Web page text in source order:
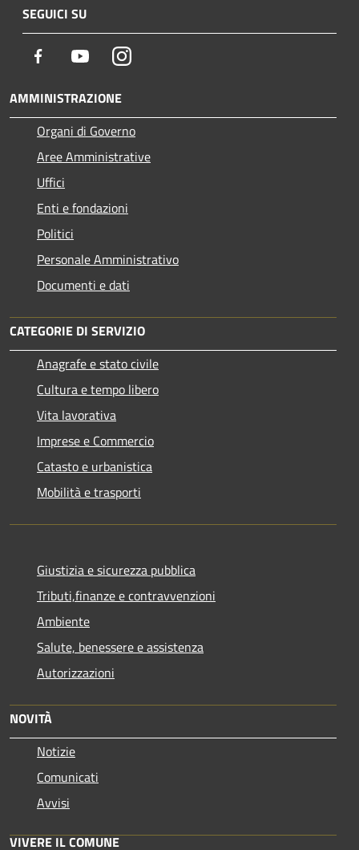
SEGUICI SU
Facebook YoutubeInstagram
AMMINISTRAZIONE
Organi di Governo
Aree Amministrative
Uffici
Enti e fondazioni
Politici
Personale Amministrativo
Documenti e dati
CATEGORIE DI SERVIZIO
Anagrafe e stato civile
Cultura e tempo libero
Vita lavorativa
Imprese e Commercio
Catasto e urbanistica
Mobilità e trasporti
Giustizia e sicurezza pubblica
Tributi,finanze e contravvenzioni
Ambiente
Salute, benessere e assistenza
Autorizzazioni
NOVITÀ
Notizie
Comunicati
Avvisi
VIVERE IL COMUNE